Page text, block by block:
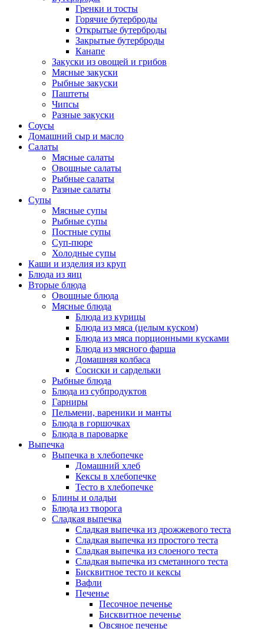
Гренки и тосты
Горячие бутерброды
Открытые бутерброды
Закрытые бутерброды
Канапе
Закуски из овощей и грибов
Мясные закуски
Рыбные закуски
Паштеты
Чипсы
Разные закуски
Соусы
Домашний сыр и масло
Салаты
Мясные салаты
Овощные салаты
Рыбные салаты
Разные салаты
Супы
Мясные супы
Рыбные супы
Постные супы
Суп-пюре
Холодные супы
Каши и изделия из круп
Блюда из яиц
Вторые блюда
Овощные блюда
Мясные блюда
Блюда из курицы
Блюда из мяса (целым куском)
Блюда из мяса порционными кусками
Блюда из мясного фарша
Домашняя колбаса
Сосиски и сардельки
Рыбные блюда
Блюда из субпродуктов
Гарниры
Пельмени, вареники и манты
Блюда в горшочках
Блюда в пароварке
Выпечка
Выпечка в хлебопечке
Домашний хлеб
Кексы в хлебопечке
Тесто в хлебопечке
Блины и оладьи
Блюда из творога
Сладкая выпечка
Сладкая выпечка из дрожжевого теста
Сладкая выпечка из простого теста
Сладкая выпечка из слоеного теста
Сладкая выпечка из сметанного теста
Бисквитное тесто и кексы
Вафли
Печенье
Песочное печенье
Бисквитное печенье
Овсяное печенье